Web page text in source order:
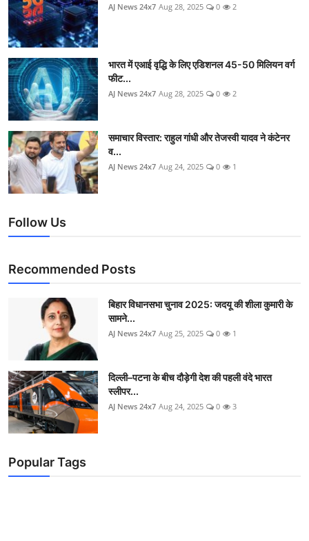
AJ News 24x7 Aug 28, 2025 0 2
भारत में एआई वृद्धि के लिए एडिशनल 45-50 मिलियन वर्ग
फीट...
AJ News 24x7 Aug 28, 2025 0 2
समाचार विस्तार: राहुल गांधी और तेजस्वी यादव ने कंटेनर
व...
AJ News 24x7 Aug 24, 2025 0 1
Follow Us
Recommended Posts
बिहार विधानसभा चुनाव 2025: जदयू की शीला कुमारी के
सामने...
AJ News 24x7 Aug 25, 2025 0 1
दिल्ली–पटना के बीच दौड़ेगी देश की पहली वंदे भारत
स्लीपर...
AJ News 24x7 Aug 24, 2025 0 3
Popular Tags